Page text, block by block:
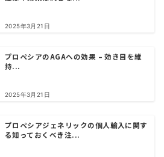
2025年3月21日
プロペシアのAGAへの効果 – 効き目を維
持...
2025年3月21日
プロペシアジェネリックの個人輸入に関す
る知っておくべき注...